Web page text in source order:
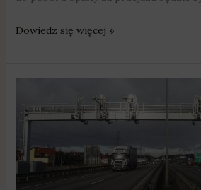
Dowiedz się więcej »
tylko
września